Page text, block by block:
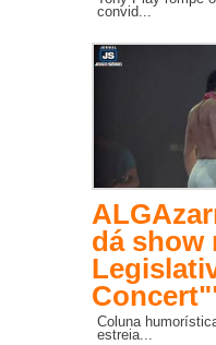
convid...
dá show
Coluna
estreia...